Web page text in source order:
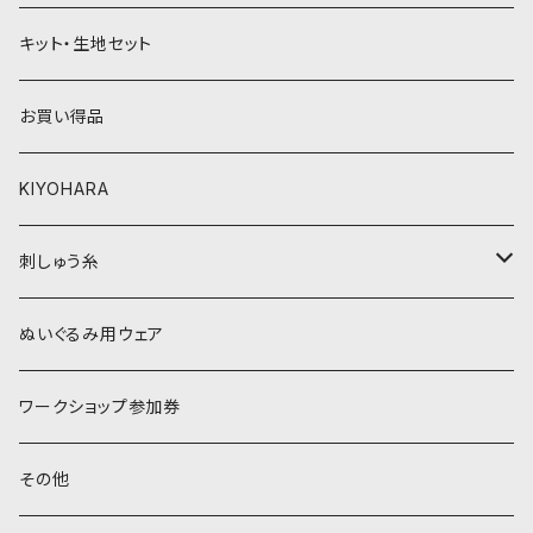
黄色・クリーム系
ベージュ・ブラウン系
黄色・クリーム系
ベージュ・ブラウン系
キット・生地セット
お買い得品
KIYOHARA
刺しゅう糸
COSMO 25番刺しゅう糸
ぬいぐるみ用ウェア
ワークショップ参加券
その他